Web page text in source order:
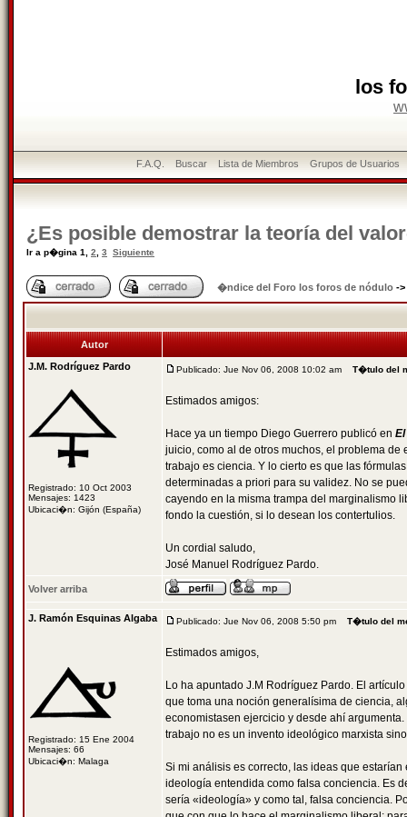
los
F.A.Q. Buscar Lista de Miembros Grupos de Usuarios
¿Es posible demostrar la teoría del
Ir a p�gina 1 2 3 Siguiente
�ndice del Foro los foros de nódulo ->
Autor
J.M. Rodríguez Pardo
Registrado: 10 Oct 2003
Mensajes: 1423
Ubicaci�n: Gijón (España)
Publicado: Jue Nov 06, 2008 10:02 am T�tulo del
Estimados amigos:
Hace ya un tiempo Diego Guerrero publicó en
juicio, como al de otros muchos, el problema
trabajo es ciencia. Y lo cierto es que las
determinadas a priori para su validez. No se
cayendo en la misma trampa del marginalismo
fondo la cuestión, si lo desean los contertulios.
Un cordial saludo,
José Manuel Rodríguez Pardo.
Volver arriba
J. Ramón Esquinas Algaba
Registrado: 15 Ene 2004
Mensajes: 66
Ubicaci�n: Malaga
Publicado: Jue Nov 06, 2008 5:50 pm T�tulo del
Estimados amigos,
Lo ha apuntado J.M Rodríguez Pardo. El
que toma una noción generalísima de ciencia,
economistasen ejercicio y desde ahí
trabajo no es un invento ideológico marxista
Si mi análisis es correcto, las ideas que
ideología entendida como falsa conciencia. Es
sería «ideología» y como tal, falsa conciencia.